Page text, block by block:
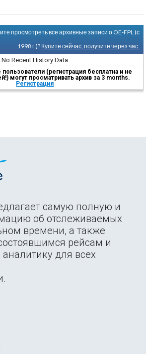
просмотреть все архивные записи о OE-FPL (с
1998 г.)? Купите сейчас, получите через час.
No Recent History Data
(регистрация бесплатна и не
могут просматривать архив за 3 months.
Регистрация
самую полную и
об отслеживаемых
времени, а также
рейсам и
для всех